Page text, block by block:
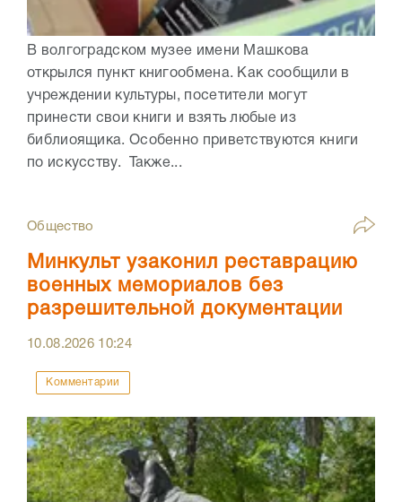
В волгоградском музее имени Машкова
открылся пункт книгообмена. Как сообщили в
учреждении культуры, посетители могут
принести свои книги и взять любые из
библиоящика. Особенно приветствуются книги
по искусству. Также...
Общество
Минкульт узаконил реставрацию
военных мемориалов без
разрешительной документации
10.08.2026 10:24
Комментарии